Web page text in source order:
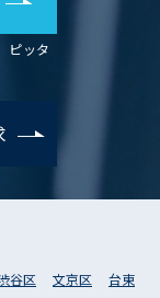
ピッタ
谷区 文京区
台東